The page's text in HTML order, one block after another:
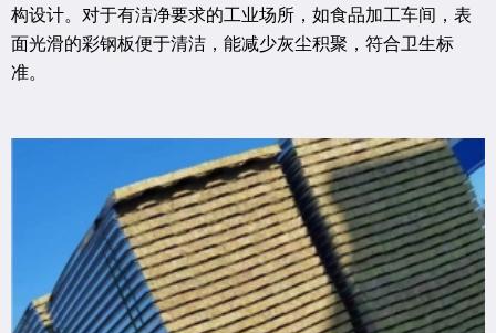
构设计。对于有洁净要求的工业场所，如食品加工车间，表
面光滑的彩钢板便于清洁，能减少灰尘积聚，符合卫生标
准。